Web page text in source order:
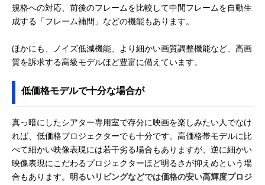
規格への対応、前後のフレームを比較して中間フレームを自動生
成する「フレーム補間」などの機能もあります。
ほかにも、ノイズ低減機能、より細かい画質調整機能など、高画
質を訴求する高級モデルほど豊富に備えています。
低価格モデルで十分な場合が
真っ暗にしたシアター専用室で存分に映画を楽しみたい人でなけ
れば、低価格プロジェクターでも十分です。高価格帯モデルに比
べて細かい映像表現には若干劣る場合もありますが、逆に細かい
映像表現にこだわるプロジェクターほど明るさが抑えめという場
合もあります。 明るいリビングなどでは価格の安い高輝度プロジ